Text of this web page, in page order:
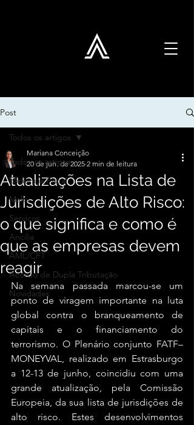
Post
Todos os artigos
Eficiência Fiscal
Malta
Serviços
Ancilia
AML/CFT
Acordo de Dupla Tributação
Novidades
Todos os artigos
Atualizações na Lista de
Jurisdições de Alto Risco:
o que significa e como é
que as empresas devem
reagir
Mariana Conceição
20 de jun. de 2025 2 min de leitura
Na semana passada marcou-se um
ponto de viragem importante na luta
global contra o branqueamento de
capitais e o financiamento do
terrorismo. O Plenário conjunto FATF–
MONEYVAL, realizado em Estrasburgo
a 12-13 de junho, coincidiu com uma
grande atualização, pela Comissão
Europeia, da sua lista de jurisdições de
alto risco. Estes desenvolvimentos